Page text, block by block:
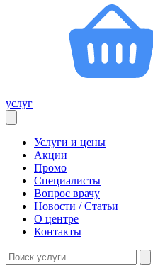
услуг
Услуги и цены
Акции
Промо
Специалисты
Вопрос врачу
Новости / Статьи
О центре
Контакты